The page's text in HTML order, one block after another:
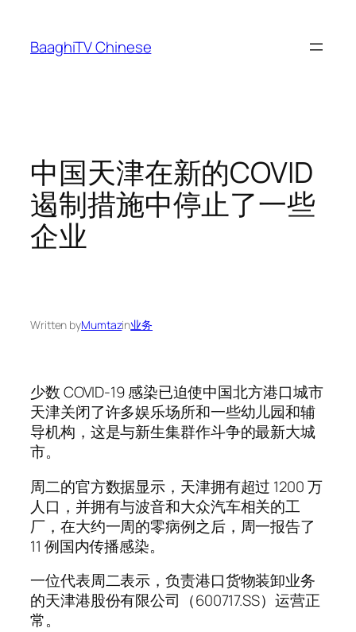
content
BaaghiTV Chinese
中国天津在新的COVID
遏制措施中停止了一些
企业
Written byMumtazin业务
少数 COVID-19 感染已迫使中国北方港口城市
天津关闭了许多娱乐场所和一些幼儿园和辅
导机构，这是与新生集群作斗争的最新大城
市。
周二的官方数据显示，天津拥有超过 1200 万
人口，并拥有与波音和大众汽车相关的工
厂，在大约一周的零病例之后，周一报告了
11 例国内传播感染。
一位代表周二表示，负责港口货物装卸业务
的天津港股份有限公司（600717.SS）运营正
常。